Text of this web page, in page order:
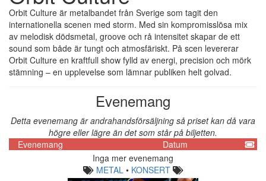
Orbit Culture är metalbandet från Sverige som tagit den
internationella scenen med storm. Med sin kompromisslösa mix
av melodisk dödsmetal, groove och rå intensitet skapar de ett
sound som både är tungt och atmosfäriskt. På scen levererar
Orbit Culture en kraftfull show fylld av energi, precision och mörk
stämning – en upplevelse som lämnar publiken helt golvad.
Evenemang
Detta evenemang är andrahandsförsäljning så priset kan då vara
högre eller lägre än det som står på biljetten.
Evenemang
Datum
Inga mer evenemang
METAL • KONSERT